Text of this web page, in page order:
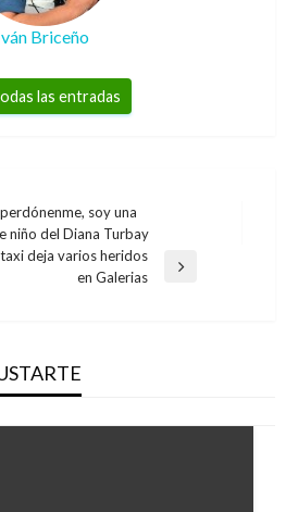
Briceño
las entradas
soy una
niño del Diana Turbay
deja varios heridos
en Galerias